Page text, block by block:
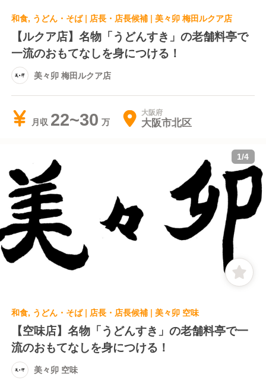
和食, うどん・そば | 店長・店長候補 | 美々卯 梅田ルクア店
【ルクア店】名物「うどんすき」の老舗料亭で
一流のおもてなしを身につける！
美々卯 梅田ルクア店
月収 22~30 大阪府
大阪市北区
1/4
和食, うどん・そば | 店長・店長候補 | 美々卯 空味
【空味店】名物「うどんすき」の老舗料亭で一
流のおもてなしを身につける！
美々卯 空味